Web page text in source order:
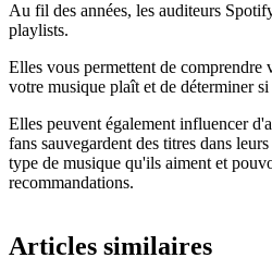
Au fil des années, les auditeurs
playlists.
Elles vous permettent de comprendre
votre musique plaît et de déterminer
Elles peuvent également influencer
fans sauvegardent des titres dans
type de musique qu'ils aiment et
recommandations.
Articles similaires